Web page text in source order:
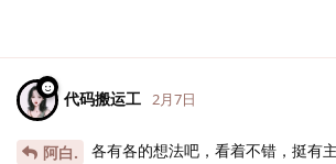
代码搬运工 2月7日
阿白. 各有各的想法吧，看着不错，挺有